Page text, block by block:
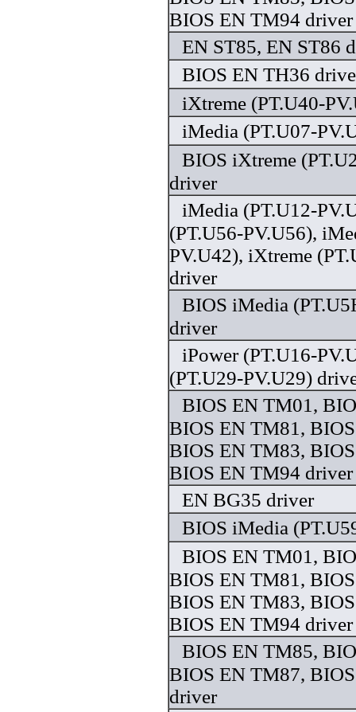
BIOS EN TM94 driver
EN ST85, EN ST86
BIOS EN TH36
iXtreme (PT.U40-
iMedia (PT.U07-
BIOS iXtreme
driver
iMedia (PT.U12-
(PT.U56-PV.U56),
PV.U42), iXtreme
driver
BIOS iMedia
driver
iPower (PT.U16-
(PT.U29-PV.U29)
BIOS EN TM01,
BIOS EN TM81,
BIOS EN TM83,
BIOS EN TM94 driver
EN BG35 driver
BIOS iMedia
BIOS EN TM01,
BIOS EN TM81,
BIOS EN TM83,
BIOS EN TM94 driver
BIOS EN TM85,
BIOS EN TM87,
driver